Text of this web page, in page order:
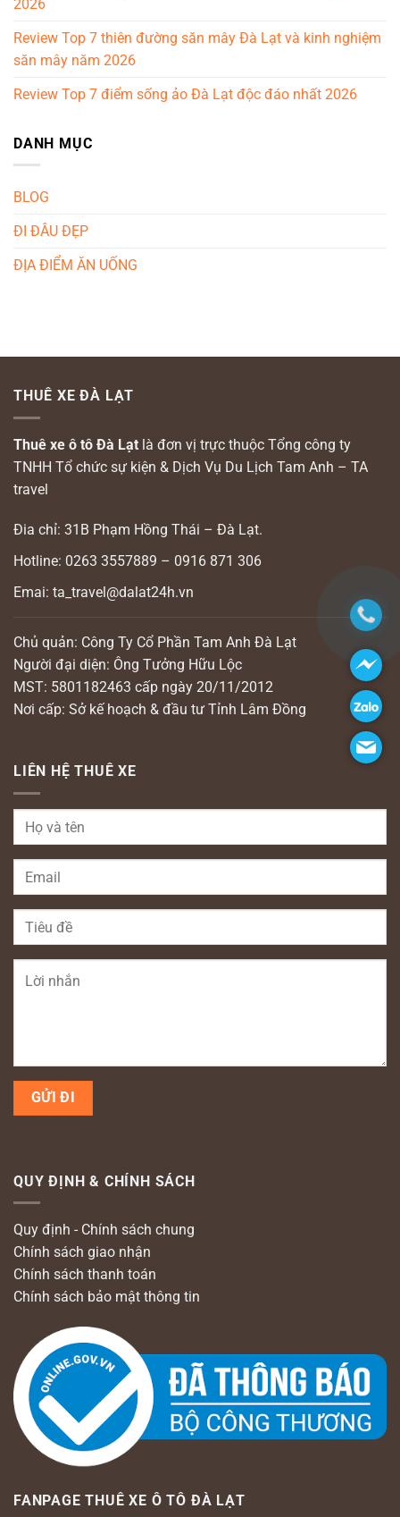
2026
Review Top 7 thiên đường săn mây Đà Lạt và kinh nghiệm
săn mây năm 2026
Review Top 7 điểm sống ảo Đà Lạt độc đáo nhất 2026
DANH MỤC
BLOG
ĐI ĐÂU ĐẸP
ĐỊA ĐIỂM ĂN UỐNG
THUÊ XE ĐÀ LẠT
Thuê xe ô tô Đà Lạt là đơn vị trực thuộc Tổng công ty
TNHH Tổ chức sự kiện & Dịch Vụ Du Lịch Tam Anh – TA
travel
Đia chỉ: 31B Phạm Hồng Thái – Đà Lạt.
Hotline: 0263 3557889 – 0916 871 306
Emai: ta_travel@dalat24h.vn
Chủ quản: Công Ty Cổ Phần Tam Anh Đà Lạt
Người đại diện: Ông Tưởng Hữu Lộc
MST: 5801182463 cấp ngày 20/11/2012
Nơi cấp: Sở kế hoạch & đầu tư Tỉnh Lâm Đồng
LIÊN HỆ THUÊ XE
QUY ĐỊNH & CHÍNH SÁCH
Quy định - Chính sách chung
Chính sách giao nhận
Chính sách thanh toán
Chính sách bảo mật thông tin
FANPAGE THUÊ XE Ô TÔ ĐÀ LẠT